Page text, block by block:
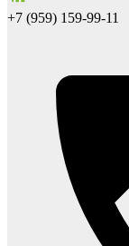
+7 (959) 159-99-11